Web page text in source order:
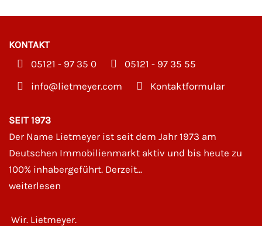
KONTAKT
05121 - 97 35 0
05121 - 97 35 55
moc.reyemteil@ofni
Kontaktformular
SEIT 1973
Der Name Lietmeyer ist seit dem Jahr 1973 am
Deutschen Immobilienmarkt aktiv und bis heute zu
100% inhabergeführt. Derzeit...
weiterlesen
Wir. Lietmeyer.